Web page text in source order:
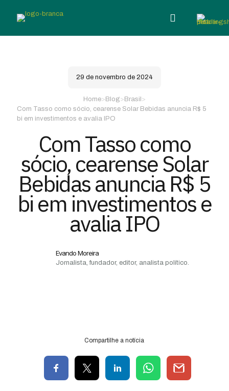
29 de novembro de 2024
Home> Blog> Brasil >
Com Tasso como sócio, cearense Solar Bebidas anuncia R$ 5
bi em investimentos e avalia IPO
Com Tasso como
sócio, cearense Solar
Bebidas anuncia R$ 5
bi em investimentos e
avalia IPO
Evando Moreira
Jornalista, fundador, editor, analista político.
Compartilhe a notícia